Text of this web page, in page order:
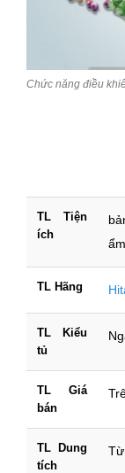
Chức năng điều
TL Tiện
ích
TL Hãng
TL Kiểu
tủ
TL Giá
bán
TL Dung
tích